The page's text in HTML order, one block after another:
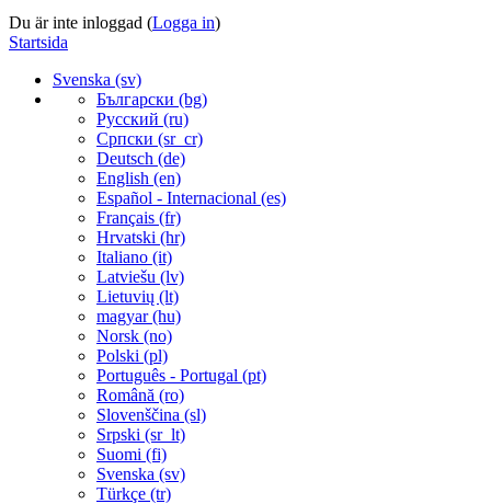
Du är inte inloggad (Logga in)
Startsida
Svenska ‎(sv)‎
Български ‎(bg)‎
Русский ‎(ru)‎
Српски ‎(sr_cr)‎
Deutsch ‎(de)‎
English ‎(en)‎
Español - Internacional ‎(es)‎
Français ‎(fr)‎
Hrvatski ‎(hr)‎
Italiano ‎(it)‎
Latviešu ‎(lv)‎
Lietuvių ‎(lt)‎
magyar ‎(hu)‎
Norsk ‎(no)‎
Polski ‎(pl)‎
Português - Portugal ‎(pt)‎
Română ‎(ro)‎
Slovenščina ‎(sl)‎
Srpski ‎(sr_lt)‎
Suomi ‎(fi)‎
Svenska ‎(sv)‎
Türkçe ‎(tr)‎